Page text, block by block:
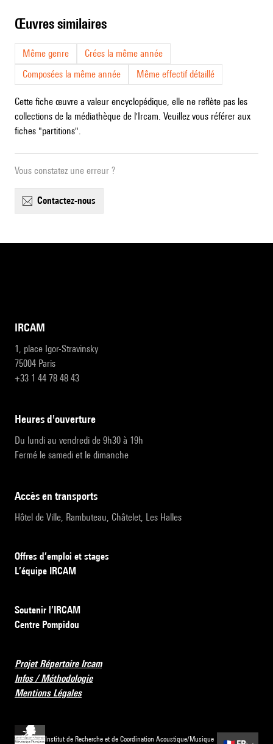
œuvres similaires
Même genre
Crées la même année
Composées la même année
Même effectif détaillé
Cette fiche œuvre a valeur encyclopédique, elle ne reflète pas les
collections de la médiathèque de l'Ircam. Veuillez vous référer aux
fiches "partitions".
Vous constatez une erreur ?
contactez-nous
IRCAM
1, place Igor-Stravinsky
75004 Paris
+33 1 44 78 48 43
heures d'ouverture
Du lundi au vendredi de 9h30 à 19h
Fermé le samedi et le dimanche
accès en transports
Hôtel de Ville, Rambuteau, Châtelet, Les Halles
Offres d’emploi et stages
L’équipe IRCAM
Soutenir l’IRCAM
Centre Pompidou
Projet Répertoire Ircam
Infos / Méthodologie
Mentions Légales
Institut de Recherche et de Coordination Acoustique/Musique